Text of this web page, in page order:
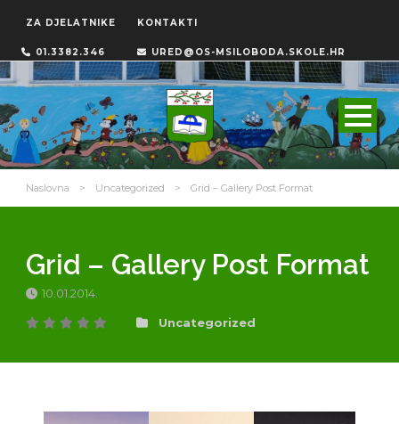
ZA DJELATNIKE KONTAKTI
01.3382.346 URED@OS-MSILOBODA.SKOLE.HR
Naslovna > Uncategorized > Grid – Gallery Post Format
Grid – Gallery Post Format
10.01.2014.
Uncategorized